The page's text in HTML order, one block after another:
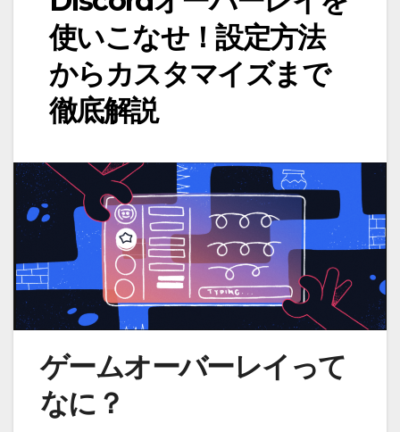
使いこなせ！設定方法
からカスタマイズまで
徹底解説
ゲームオーバーレイって
なに？